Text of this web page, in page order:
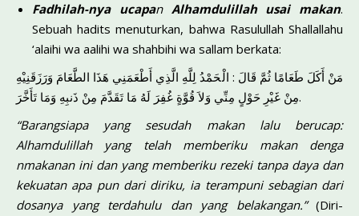
Fadhilah-nya ucapan Alhamdulillah usai makan.
Sebuah hadits me­nuturkan, bahwa Rasulullah Shallallahu
‘alaihi wa aalihi wa shahbihi wa sallam berkata:
مَنْ أَكَلَ طَعَامًا ثُمَّ قَالَ : الْحَمْدُ لِلَّهِ الَّذِي أَطْعَمَنِي هَذَا الطَّعَامَ وَرَزَقَنِيْهِ
مِنْ غَيْرِ حَوْلٍ مِنِّي وَلاَ قُوَّةٍ غُفِرَ لَهُ مَا تَقَدَّمَ مِنْ ذَنبِهِ وَمَا تَأَخَّرَ.
“Barangsiapa yang sesudah makan lalu berucap:
Alhamdulillah yang telah memberiku makan denga
nmakanan ini dan yang memberiku rezeki tanpa daya dan
kekuatan apa pun dari diriku, ia terampuni sebagian dari
dosanya yang terdahulu dan yang belakangan.”(Diri­